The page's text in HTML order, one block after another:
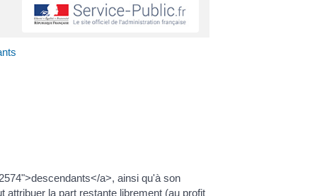
a>, ainsi qu'à son
attribuer la part restante librement (au profit